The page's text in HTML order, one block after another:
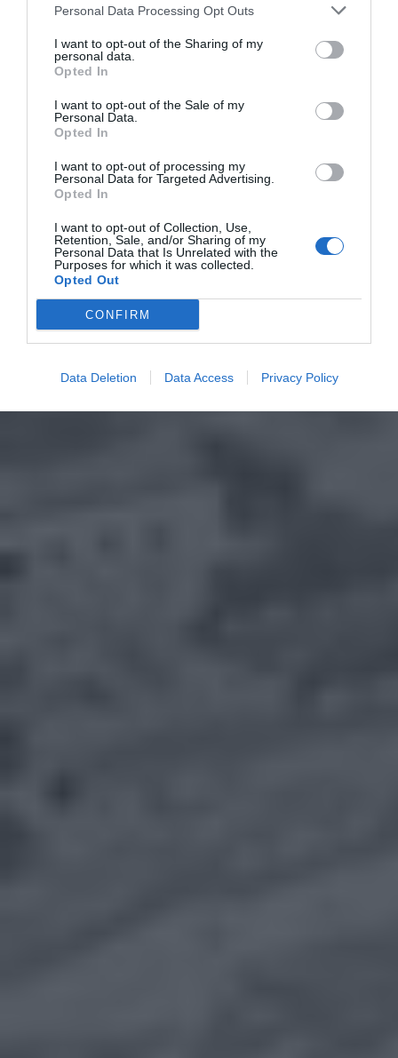
Personal Data Processing Opt Outs
I want to opt-out of the Sharing of my
personal data.
Opted In
I want to opt-out of the Sale of my
Personal Data.
Opted In
I want to opt-out of processing my
Personal Data for Targeted Advertising.
Opted In
I want to opt-out of Collection, Use,
Retention, Sale, and/or Sharing of my
Personal Data that Is Unrelated with the
Purposes for which it was collected.
Opted Out
CONFIRM
Data Deletion Data Access Privacy Policy